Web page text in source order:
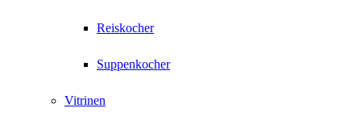
Reiskocher
Suppenkocher
Vitrinen